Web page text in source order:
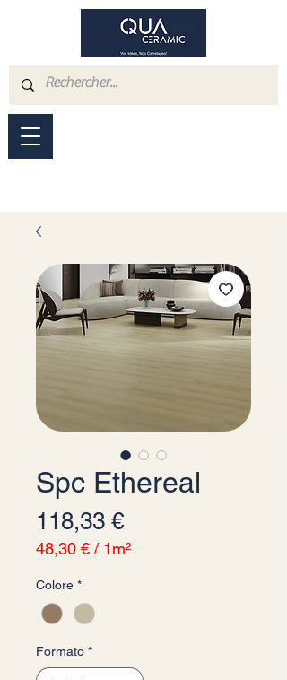
Spc Ethereal
118,33 €Prezzo
48,30 € / 1m²
ogni
1
Metro
quadrato
Colore *
Formato *